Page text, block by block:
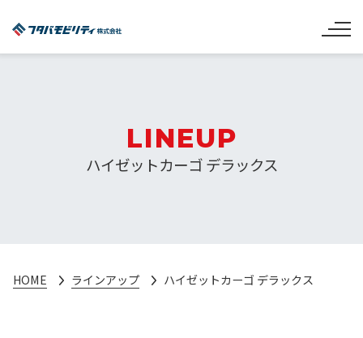
LINEUP
ハイゼットカーゴ デラックス
HOME ラインアップ ハイゼットカーゴ デラックス